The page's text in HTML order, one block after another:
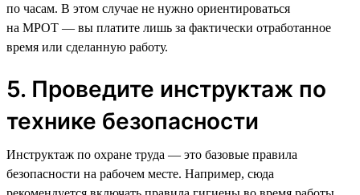
по часам. В этом случае не нужно ориентироваться
на МРОТ — вы платите лишь за фактически отработанное
время или сделанную работу.
5. Проведите инструктаж по
технике безопасности
Инструктаж по охране труда — это базовые правила
безопасности на рабочем месте. Например, сюда